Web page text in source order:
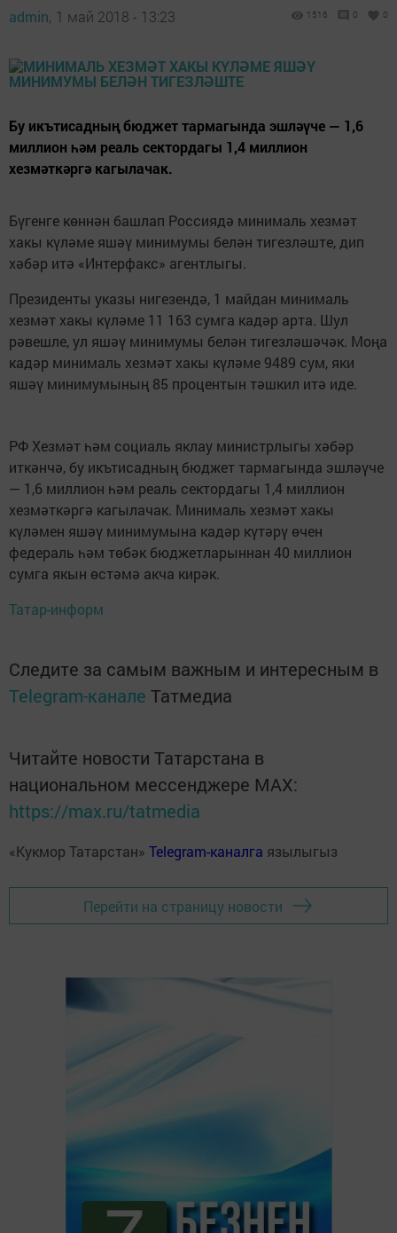
admin, 1 май 2018 - 13:23 1516 0 0
Бу икътисадның бюджет тармагында эшләүче — 1,6
миллион һәм реаль сектордагы 1,4 миллион
хезмәткәргә кагылачак.
Бүгенге көннән башлап Россиядә минималь хезмәт
хакы күләме яшәү минимумы белән тигезләште, дип
хәбәр итә «Интерфакс» агентлыгы.
Президенты указы нигезендә, 1 майдан минималь
хезмәт хакы күләме 11 163 сумга кадәр арта. Шул
рәвешле, ул яшәү минимумы белән тигезләшәчәк. Моңа
кадәр минималь хезмәт хакы күләме 9489 сум, яки
яшәү минимумының 85 процентын тәшкил итә иде.
РФ Хезмәт һәм социаль яклау министрлыгы хәбәр
иткәнчә, бу икътисадның бюджет тармагында эшләүче
— 1,6 миллион һәм реаль сектордагы 1,4 миллион
хезмәткәргә кагылачак. Минималь хезмәт хакы
күләмен яшәү минимумына кадәр күтәрү өчен
федераль һәм төбәк бюджетларыннан 40 миллион
сумга якын өстәмә акча кирәк.
Татар-информ
Следите за самым важным и интересным в
Telegram-канале Татмедиа
Читайте новости Татарстана в
национальном мессенджере MАХ:
https://max.ru/tatmedia
«Кукмор Татарстан» Telegram-каналга язылыгыз
Перейти на страницу новости